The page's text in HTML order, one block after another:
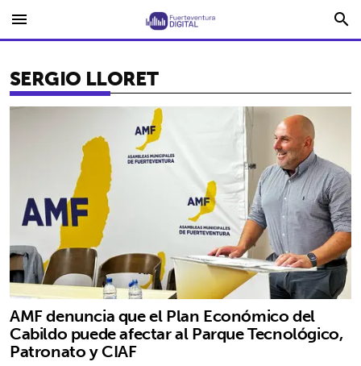
menu search
SERGIO LLORET
AMF denuncia que el Plan Económico del
Cabildo puede afectar al Parque Tecnológico,
Patronato y CIAF